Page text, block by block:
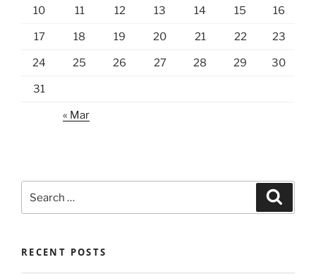
10 11 12 13 14 15 16
17 18 19 20 21 22 23
24 25 26 27 28 29 30
31
« Mar
for:
RECENT POSTS